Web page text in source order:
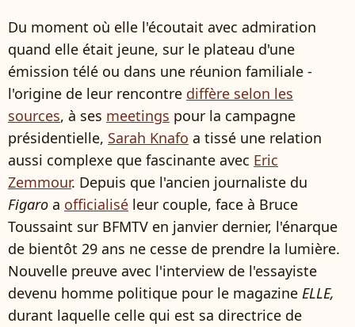
Du moment où elle l'écoutait avec admiration
quand elle était jeune, sur le plateau d'une
émission télé ou dans une réunion familiale -
l'origine de leur rencontre diffère selon les
sources, à ses meetings pour la campagne
présidentielle, Sarah Knafo a tissé une relation
aussi complexe que fascinante avec Eric
Zemmour. Depuis que l'ancien journaliste du
Figaro a officialisé leur couple, face à Bruce
Toussaint sur BFMTV en janvier dernier, l'énarque
de bientôt 29 ans ne cesse de prendre la lumière.
Nouvelle preuve avec l'interview de l'essayiste
devenu homme politique pour le magazine ELLE,
durant laquelle celle qui est sa directrice de